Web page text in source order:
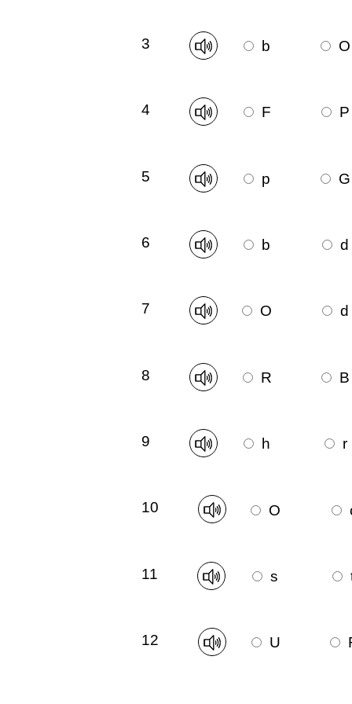
3 b O
4 F P
5 p G
6 b d
7 O d
8 R B
9 h r
10 O
11 s
12 U